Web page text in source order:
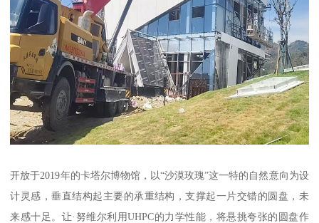
开放于2019年的卡塔尔博物馆，以“沙漠玫瑰”这一特的自然意向为设
计灵感，垂直结构起主要的承重结构，支撑起一片交错的圆盘，未
来感十足。让·努维尔利用UHPC的力学性能，将悬挑夸张的圆盘作